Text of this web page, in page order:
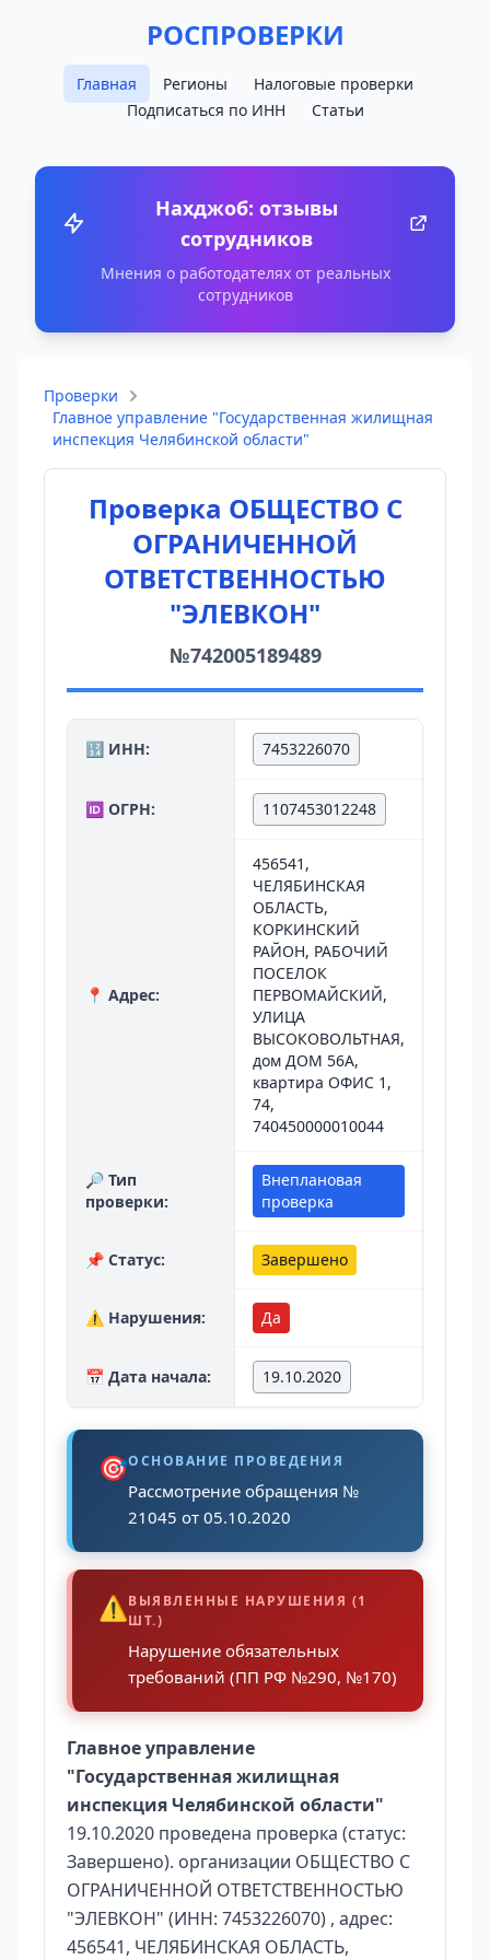
РОСПРОВЕРКИ
Главная Регионы
Налоговые проверки
Подписаться по ИНН
Статьи
Нахджоб: отзывы
сотрудников
Мнения о работодателях от реальных
сотрудников
Проверки
Главное управление "Государственная жилищная
инспекция Челябинской области"
Проверка ОБЩЕСТВО С
ОГРАНИЧЕННОЙ
ОТВЕТСТВЕННОСТЬЮ
"ЭЛЕВКОН"
№742005189489
🔢 ИНН: 7453226070
🆔 ОГРН: 1107453012248
📍 Адрес:
456541,
ЧЕЛЯБИНСКАЯ
ОБЛАСТЬ,
КОРКИНСКИЙ
РАЙОН, РАБОЧИЙ
ПОСЕЛОК
ПЕРВОМАЙСКИЙ,
УЛИЦА
ВЫСОКОВОЛЬТНАЯ,
дом ДОМ 56А,
квартира ОФИС 1,
74,
740450000010044
🔎 Тип
проверки:
Внеплановая
проверка
📌 Статус: Завершено
⚠️ Нарушения: Да
📅 Дата начала: 19.10.2020
🎯ОСНОВАНИЕ ПРОВЕДЕНИЯ
Рассмотрение обращения №
21045 от 05.10.2020
⚠️ВЫЯВЛЕННЫЕ НАРУШЕНИЯ (1
ШТ.)
Нарушение обязательных
требований (ПП РФ №290, №170)
Главное управление
"Государственная жилищная
инспекция Челябинской области"
19.10.2020 проведена проверка (статус:
Завершено). организации ОБЩЕСТВО С
ОГРАНИЧЕННОЙ ОТВЕТСТВЕННОСТЬЮ
"ЭЛЕВКОН" (ИНН: 7453226070) , адрес:
456541, ЧЕЛЯБИНСКАЯ ОБЛАСТЬ,